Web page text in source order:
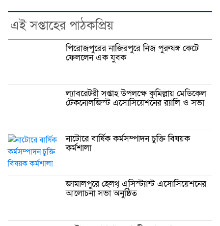
এই সপ্তাহের পাঠকপ্রিয়
পিরোজপুরের নাজিরপুরে নিজ পুরুষঙ্গ কেটে
ফেললেন এক যুবক
ল্যাবরেটরী সপ্তাহ উপলক্ষে কুমিল্লায় মেডিকেল
টেকনোলজিস্ট এসোসিয়েশনের র‌্যালি ও সভা
নাটোরে বার্ষিক কর্মসম্পাদন চুক্তি বিষয়ক
কর্মশালা
জামালপুরে হেলথ্ এসিস্ট্যান্ট এসোসিয়েশনের
আলোচনা সভা অনুষ্ঠিত